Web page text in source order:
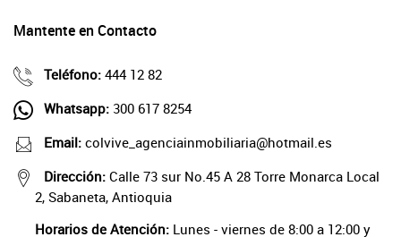
Mantente en Contacto
Teléfono: 444 12 82
Whatsapp: 300 617 8254
Email: colvive_agenciainmobiliaria@hotmail.es
Dirección: Calle 73 sur No.45 A 28 Torre Monarca Local
2, Sabaneta, Antioquia
Horarios de Atención: Lunes - viernes de 8:00 a 12:00 y